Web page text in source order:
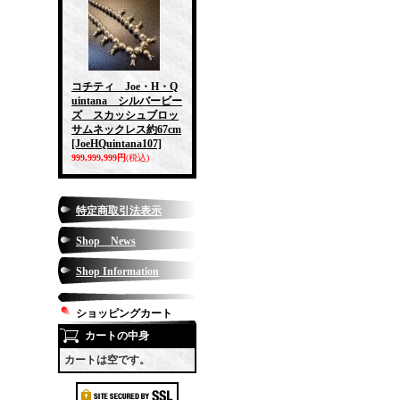
コチティ Joe・H・Q
uintana シルバービー
ズ スカッシュブロッ
サムネックレス約67cm
[JoeHQuintana107]
999,999,999円(税込)
特定商取引法表示
Shop News
Shop Information
ショッピングカート
カートの中身
カートは空です。